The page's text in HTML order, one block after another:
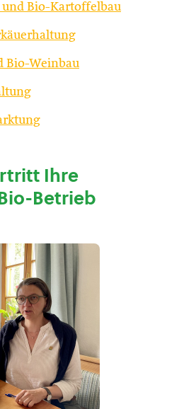
und Bio-Kartoffelbau
Bio-Weinbau
Ihre
Betrieb